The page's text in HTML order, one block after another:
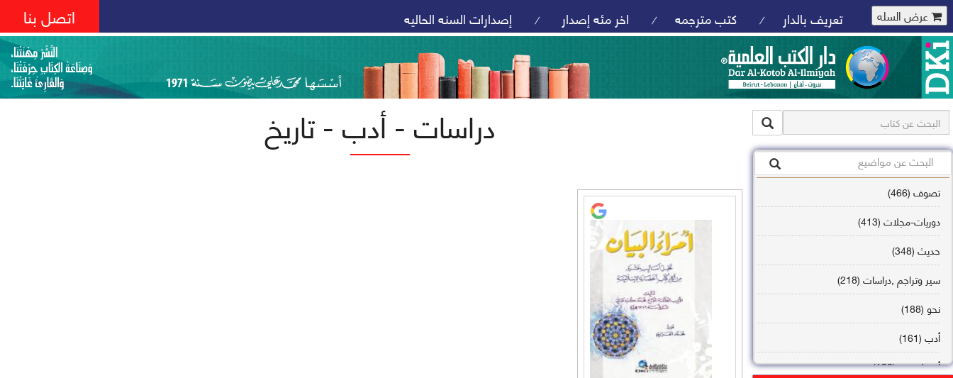
عرض السله تعريف بالدار / كتب مترجمه / اخر مئه إصدار / إصدارات السنه الحاليه اتصل بنا
تصوف (466)
دوريات-مجلات (413)
حديث (348)
سير وتراجم ,دراسات (218)
نحو (188)
أدب (161)
أصول فقه (158)
دراسات - أدب - تاريخ